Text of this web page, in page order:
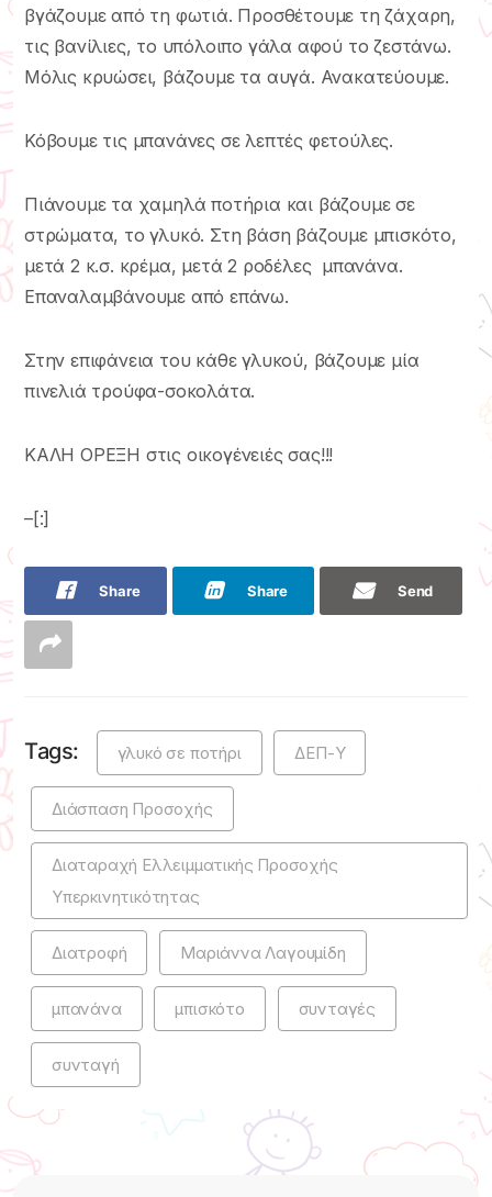
βγάζουμε από τη φωτιά. Προσθέτουμε τη ζάχαρη,
τις βανίλιες, το υπόλοιπο γάλα αφού το ζεστάνω.
Μόλις κρυώσει, βάζουμε τα αυγά. Ανακατεύουμε.
Κόβουμε τις μπανάνες σε λεπτές φετούλες.
Πιάνουμε τα χαμηλά ποτήρια και βάζουμε σε
στρώματα, το γλυκό. Στη βάση βάζουμε μπισκότο,
μετά 2 κ.σ. κρέμα, μετά 2 ροδέλες μπανάνα.
Επαναλαμβάνουμε από επάνω.
Στην επιφάνεια του κάθε γλυκού, βάζουμε μία
πινελιά τρούφα-σοκολάτα.
ΚΑΛΗ ΟΡΕΞΗ στις οικογένειές σας!!!
–[:]
Share Share Send
Tags: γλυκό σε ποτήρι ΔΕΠ-Υ
Διάσπαση Προσοχής
Διαταραχή Ελλειμματικής Προσοχής
Υπερκινητικότητας
Διατροφή Μαριάννα Λαγουμίδη
μπανάνα μπισκότο συνταγές
συνταγή